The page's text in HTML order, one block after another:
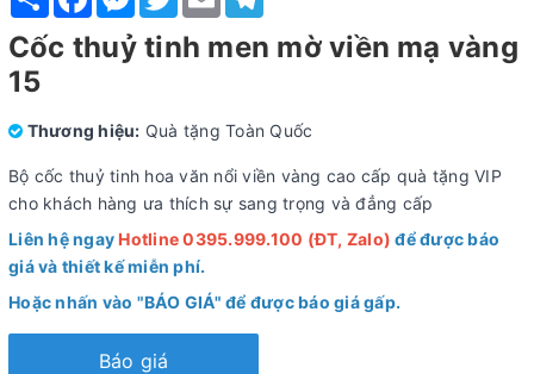
Cốc thuỷ tinh men mờ viền mạ vàng
15
Thương hiệu: Quà tặng Toàn Quốc
Bộ cốc thuỷ tinh hoa văn nổi viền vàng cao cấp quà tặng VIP
cho khách hàng ưa thích sự sang trọng và đẳng cấp
Liên hệ ngayHotline 0395.999.100 (ĐT, Zalo) để được báo
giá và thiết kế miễn phí.
Hoặc nhấn vào "BÁO GIÁ" để được báo giá gấp.
Báo giá